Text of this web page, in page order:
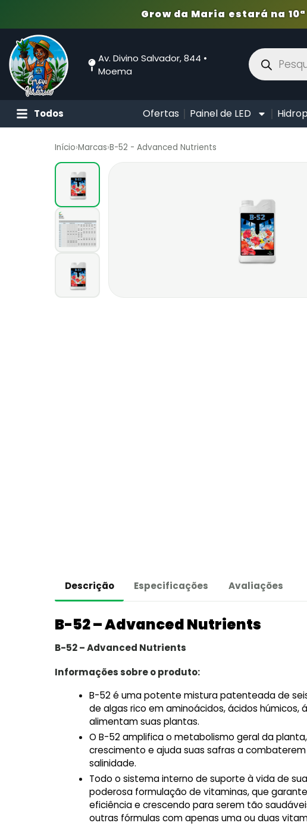
Grow da Maria estará na 10ª
Av. Divino Salvador, 844 •
Moema
Todos Ofertas Painel de LED
Início›Marcas›B-52 - Advanced Nutrients
Descrição Especificações Avaliações
B-52 – Advanced Nutrients
B-52 – Advanced Nutrients
Informações sobre o produto:
B-52 é uma potente mistura patenteada de
de algas rico em aminoácidos, ácidos
alimentam suas plantas.
O B-52 amplifica o metabolismo geral da
crescimento e ajuda suas safras a
salinidade.
Todo o sistema interno de suporte à vida de
poderosa formulação de vitaminas, que
eficiência e crescendo para serem tão
outras fórmulas com apenas uma ou duas